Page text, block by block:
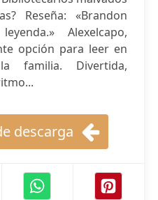
Reseña: «Brandon
Alexelcapo,
opción para leer en
Divertida,
descarga